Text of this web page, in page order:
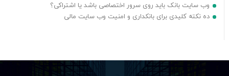
وب سایت بانک باید روی سرور اختصاصی باشد یا اشتراکی؟
ده نکته کلیدی برای بانکداری و امنیت وب سایت مالی